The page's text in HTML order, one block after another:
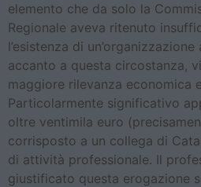
elemento che da solo la
Regionale aveva ritenuto
l’esistenza di
accanto a questa circostanza,
maggiore rilevanza economica
Particolarmente significativo
oltre ventimila euro
corrisposto a un collega di
di attività professionale. Il
giustificato questa erogazione